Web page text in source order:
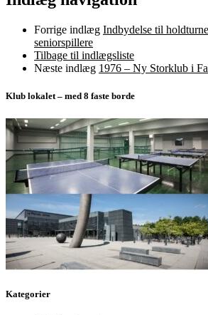
Forrige indlæg Indbydelse til
seniorspillere
Tilbage til indlægsliste
Næste indlæg 1976 – Ny Storklub i
Klub lokalet – med 8 faste borde
Kategorier